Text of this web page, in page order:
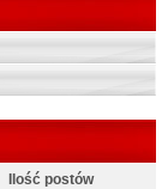
Ilość postów